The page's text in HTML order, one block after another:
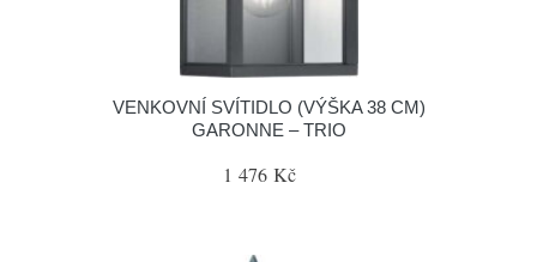
VENKOVNÍ SVÍTIDLO (VÝŠKA 38 CM)
GARONNE – TRIO
1 476 Kč